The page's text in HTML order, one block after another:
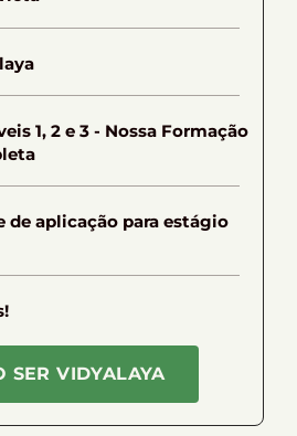
1, 2 e 3 - Nossa Formação
de aplicação para estágio
SER VIDYALAYA